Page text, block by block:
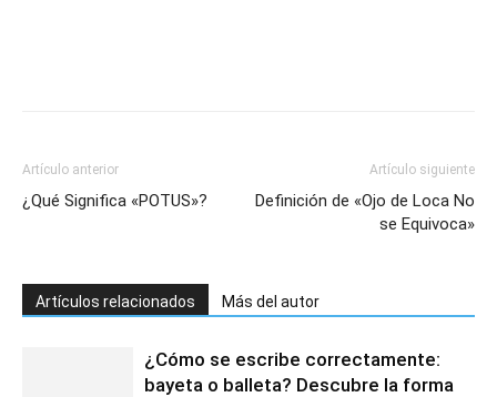
Artículo anterior
¿Qué Significa «POTUS»?
Artículo siguiente
Definición de «Ojo de Loca No
se Equivoca»
Artículos relacionados Más del autor
¿Cómo se escribe correctamente:
bayeta o balleta? Descubre la forma